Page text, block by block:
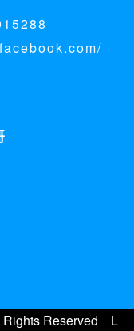
別資料。
提供您的個人識別
人資料時，請務必
單位調查並提供所
的帳號、密碼或個
人。並在您使用完
務必記得登出帳戶
的帳號進行任何詢
Rights Reserved L